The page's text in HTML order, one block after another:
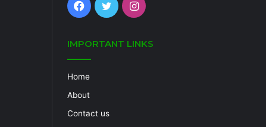
Facebook
TwitterInstagram
IMPORTANT LINKS
Home
About
Contact us